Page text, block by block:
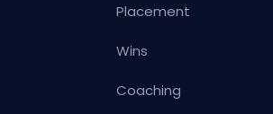
Placement
Wins
Coaching